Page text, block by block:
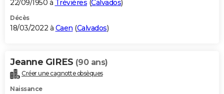
22/09/1950 à Trévières (Calvados)
Décès
18/03/2022 à Caen (Calvados)
Jeanne GIRES (90 ans)
Créer une cagnotte obsèques
Naissance